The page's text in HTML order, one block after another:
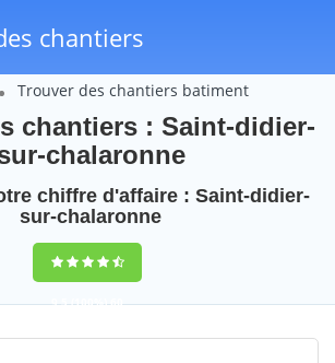
chantiers
Trouver des chantiers batiment
chantiers : Saint-didier-
chalaronne
chiffre d'affaire : Saint-didier-
sur-chalaronne
9,5(100%)60
votes